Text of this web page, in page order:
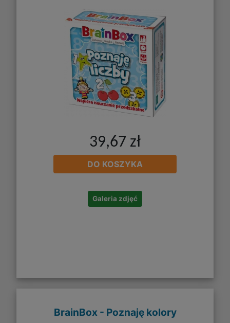
39,67 zł
DO KOSZYKA
Galeria zdjęć
BrainBox - Poznaję kolory